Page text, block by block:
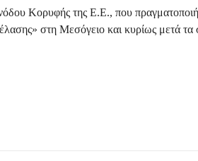
Κορυφής της Ε.Ε., που
στη Μεσόγειο και κυρίως μετά